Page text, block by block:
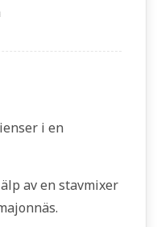
i en
av en stavmixer